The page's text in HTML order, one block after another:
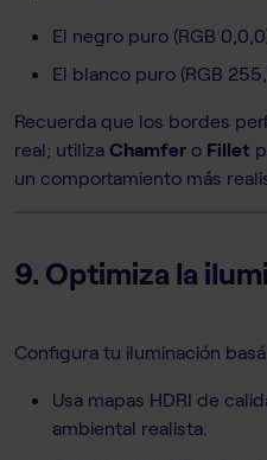
El negro puro (RGB
El blanco puro (RGB
Recuerda que los bordes
real; utiliza Chamfer o Fillet
un comportamiento más
9. Optimiza la
Configura tu iluminación
Usa mapas HDRI de
ambiental realista.